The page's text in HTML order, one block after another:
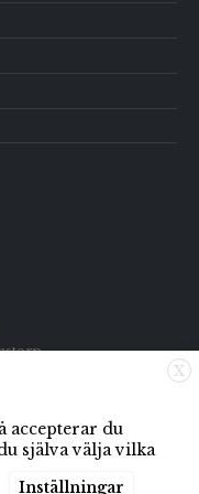
X
accepterar du
själva välja vilka
Inställningar